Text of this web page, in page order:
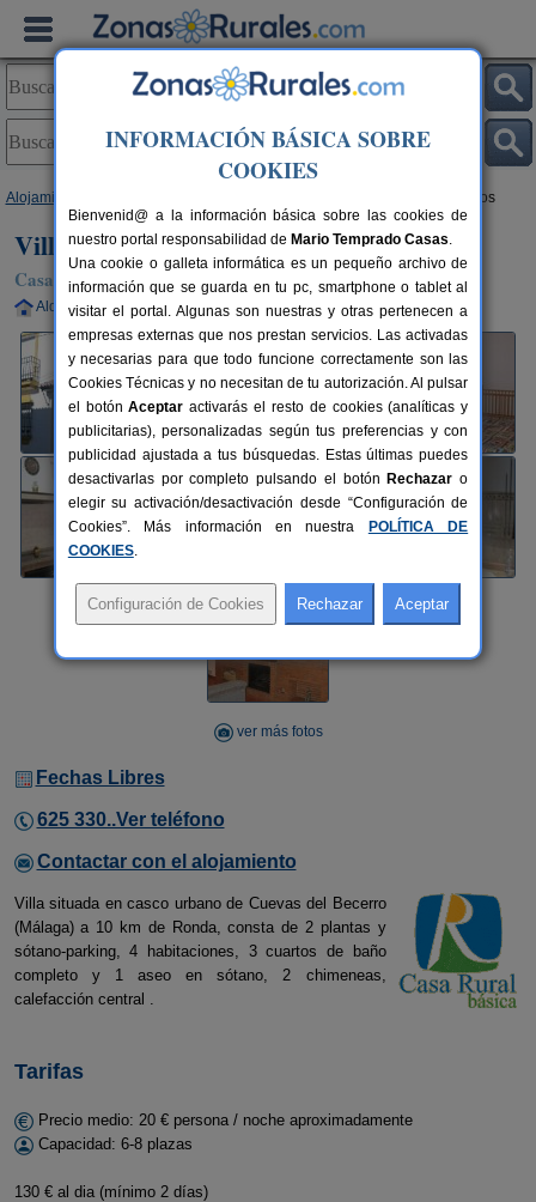
Alojamientos > Villa Remedios
Villa Remedios
Casa Rural en Cuevas del Becerro (Málaga)
Alquiler completo 6-8 plazas 100 km de Málaga
ver más fotos
Fechas Libres
625 330..Ver teléfono
Contactar con el alojamiento
Villa situada en casco urbano de Cuevas del Becerro
(Málaga) a 10 km de Ronda, consta de 2 plantas y
sótano-parking, 4 habitaciones, 3 cuartos de baño
completo y 1 aseo en sótano, 2 chimeneas,
calefacción central .
Tarifas
Precio medio: 20 € persona / noche aproximadamente
Capacidad: 6-8 plazas
130 € al dia (mínimo 2 días)
INFORMACIÓN BÁSICA SOBRE
COOKIES
Bienvenid@ a la información básica sobre las cookies de
nuestro portal responsabilidad de Mario Temprado Casas.
Una cookie o galleta informática es un pequeño archivo de
información que se guarda en tu pc, smartphone o tablet al
visitar el portal. Algunas son nuestras y otras pertenecen a
empresas externas que nos prestan servicios. Las activadas
y necesarias para que todo funcione correctamente son las
Cookies Técnicas y no necesitan de tu autorización. Al pulsar
el botónAceptar activarás el resto de cookies (analíticas y
publicitarias), personalizadas según tus preferencias y con
publicidad ajustada a tus búsquedas. Estas últimas puedes
desactivarlas por completo pulsando el botón Rechazar o
elegir su activación/desactivación desde “Configuración de
Cookies”. Más información en nuestra
POLÍTICA DE
COOKIES.